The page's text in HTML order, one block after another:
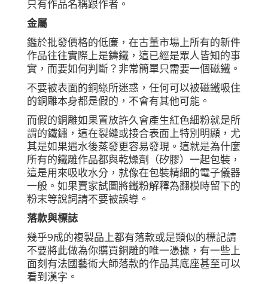
只有作品名稱跟作者。
金屬
鑑於批發價格的低廉，在古董市場上所有的新件
作品往往實際上是鑄鐵，這已經是眾人皆知的事
實，而要如何判斷？非常簡單只需要一個磁鐵。
不要被表面的銅綠所迷惑，任何可以被磁鐵吸住
的銅雕本身都是假的，不會有其他可能。
而假的銅雕如果置放許久會產生紅色細粉就是所
謂的鐵鏽，這在裂縫或接合表面上特別明顯，尤
其是如果遇水後蒸發更容易發現。這就是為什麼
所有的鐵雕作品都與乾燥劑（矽膠）一起包裝，
這是用來吸收水分，就像在包裝精細的電子儀器
一般。如果賣家試圖將鐵粉解釋為翻模時留下的
粉末等說詞請不要被誤導。
落款與標誌
幾乎9成的複製品上都有落款或是類似的標記請
不要將此做為你購買銅雕的唯一憑據，有一些上
面刻有法國藝術大師落款的作品其底座甚至可以
看到漢字。